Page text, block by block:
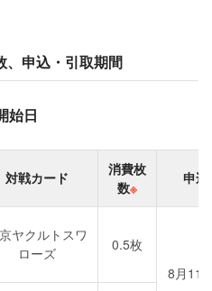
、申込・引取期間
始日
対戦カード
消費枚
数※
申込
ヤクルトスワ
ローズ
0.5枚
8月11